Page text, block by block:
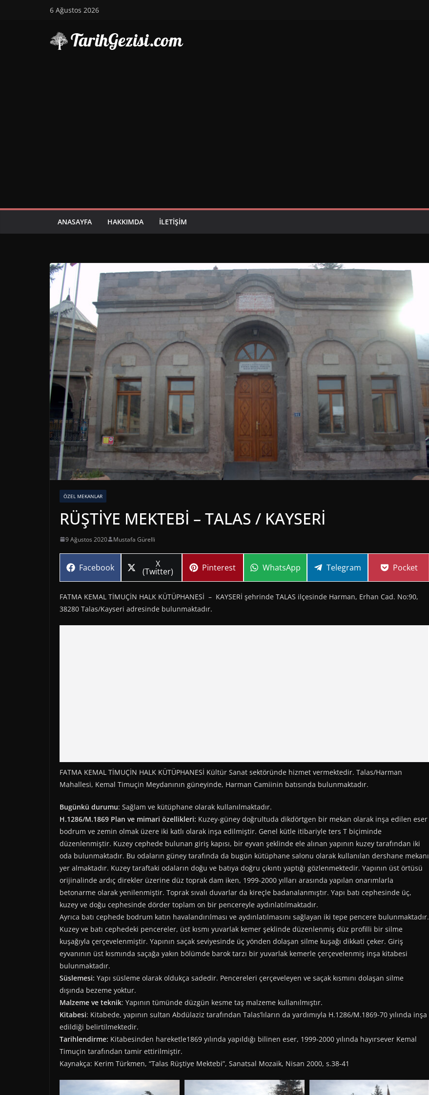
6 Ağustos 2026
ANASAYFA HAKKIMDA İLETIŞIM
ÖZEL MEKANLAR
RÜŞTİYE MEKTEBİ – TALAS / KAYSERİ
9 Ağustos 2020 Mustafa Gürelli
Share
Facebook Share
on
X
(Twitter) Share
Pinterest Share
WhatsApp Share
Telegram Share
Pocket
FATMA KEMAL TİMUÇİN HALK KÜTÜPHANESİ – KAYSERİ şehrinde TALAS ilçesinde Harman, Erhan Cad. No:90,
38280 Talas/Kayseri adresinde bulunmaktadır.
FATMA KEMAL TİMUÇİN HALK KÜTÜPHANESİ Kültür Sanat sektöründe hizmet vermektedir. Talas/Harman
Mahallesi, Kemal Timuçin Meydanının güneyinde, Harman Camiinin batısında bulunmaktadır.
Bugünkü durumu: Sağlam ve kütüphane olarak kullanılmaktadır.
H.1286/M.1869 Plan ve mimari özellikleri: Kuzey-güney doğrultuda dikdörtgen bir mekan olarak inşa edilen eser
bodrum ve zemin olmak üzere iki katlı olarak inşa edilmiştir. Genel kütle itibariyle ters T biçiminde
düzenlenmiştir. Kuzey cephede bulunan giriş kapısı, bir eyvan şeklinde ele alınan yapının kuzey tarafından iki
oda bulunmaktadır. Bu odaların güney tarafında da bugün kütüphane salonu olarak kullanılan dershane mekanı
yer almaktadır. Kuzey taraftaki odaların doğu ve batıya doğru çıkıntı yaptığı gözlenmektedir. Yapının üst örtüsü
orijinalinde ardıç direkler üzerine düz toprak dam iken, 1999-2000 yılları arasında yapılan onarımlarla
betonarme olarak yenilenmiştir. Toprak sıvalı duvarlar da kireçle badanalanmıştır. Yapı batı cephesinde üç,
kuzey ve doğu cephesinde dörder toplam on bir pencereyle aydınlatılmaktadır.
Ayrıca batı cephede bodrum katın havalandırılması ve aydınlatılmasını sağlayan iki tepe pencere bulunmaktadır.
Kuzey ve batı cephedeki pencereler, üst kısmı yuvarlak kemer şeklinde düzenlenmiş düz profilli bir silme
kuşağıyla çerçevelenmiştir. Yapının saçak seviyesinde üç yönden dolaşan silme kuşağı dikkati çeker. Giriş
eyvanının üst kısmında saçağa yakın bölümde barok tarzı bir yuvarlak kemerle çerçevelenmiş inşa kitabesi
bulunmaktadır.
Süslemesi: Yapı süsleme olarak oldukça sadedir. Pencereleri çerçeveleyen ve saçak kısmını dolaşan silme
dışında bezeme yoktur.
Malzeme ve teknik: Yapının tümünde düzgün kesme taş malzeme kullanılmıştır.
Kitabesi: Kitabede, yapının sultan Abdülaziz tarafından Talas’lıların da yardımıyla H.1286/M.1869-70 yılında inşa
edildiği belirtilmektedir.
Tarihlendirme: Kitabesinden hareketle1869 yılında yapıldığı bilinen eser, 1999-2000 yılında hayırsever Kemal
Timuçin tarafından tamir ettirilmiştir.
Kaynakça: Kerim Türkmen, “Talas Rüştiye Mektebi”, Sanatsal Mozaik, Nisan 2000, s.38-41